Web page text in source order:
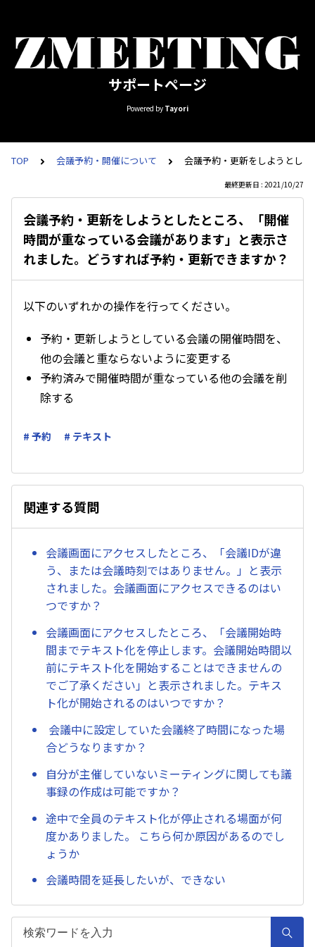
サポートページ
Powered by Tayori
TOP 会議予約・開催について 会議予約・更新をしようとし
最終更新日 : 2021/10/27
会議予約・更新をしようとしたところ、「開催
時間が重なっている会議があります」と表示さ
れました。どうすれば予約・更新できますか？
以下のいずれかの操作を行ってください。
予約・更新しようとしている会議の開催時間を、
他の会議と重ならないように変更する
予約済みで開催時間が重なっている他の会議を削
除する
# 予約 # テキスト
関連する質問
会議画面にアクセスしたところ、「会議IDが違
う、または会議時刻ではありません。」と表示
されました。会議画面にアクセスできるのはい
つですか？
会議画面にアクセスしたところ、「会議開始時
間までテキスト化を停止します。会議開始時間以
前にテキスト化を開始することはできませんの
でご了承ください」と表示されました。テキス
ト化が開始されるのはいつですか？
会議中に設定していた会議終了時間になった場
合どうなりますか？
自分が主催していないミーティングに関しても議
事録の作成は可能ですか？
途中で全員のテキスト化が停止される場面が何
度かありました。 こちら何か原因があるのでし
ょうか
会議時間を延長したいが、できない